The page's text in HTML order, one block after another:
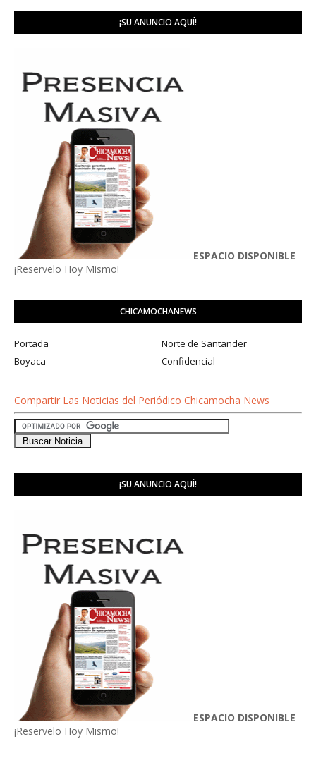
¡SU ANUNCIO AQUÍ!
ESPACIO DISPONIBLE
¡Reservelo Hoy Mismo!
CHICAMOCHANEWS
Portada
Norte de Santander
Boyaca
Confidencial
Compartir Las Noticias del Periódico Chicamocha News
¡SU ANUNCIO AQUÍ!
ESPACIO DISPONIBLE
¡Reservelo Hoy Mismo!